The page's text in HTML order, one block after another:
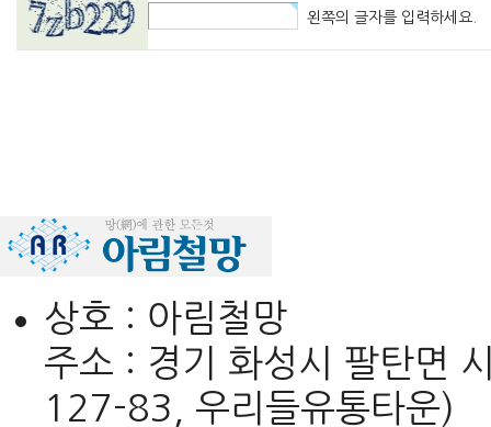
왼쪽의 글자를 입력하세요.
상호 : 아림철망
주소 : 경기 화성시 팔탄면
127-83, 우리들유통타운)